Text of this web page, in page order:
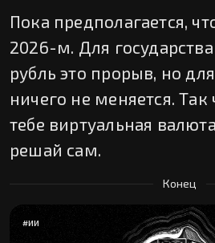
Пока предполагается,
2026-м. Для
рубль это прорыв, но
ничего не меняется.
тебе виртуальная
решай сам.
Конец
#ИИ